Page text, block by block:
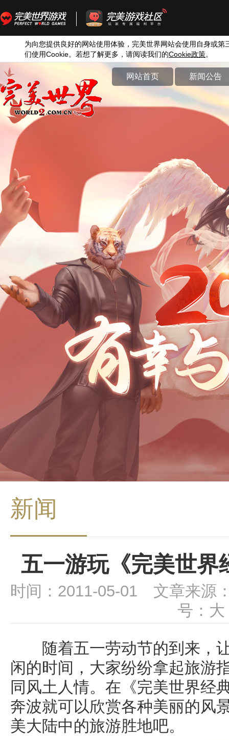
为向您提供良好的网站使用体验，完美世界网站会使用自身或第
们使用Cookie。若想了解更多，请阅读我们的Cookie政策。
网站首页 新闻公告
新闻
五一游玩《完美世界
时间：2011-05-01 文章来源
号： 大
随着五一劳动节的到来，让
闲的时间，大家纷纷拿起旅游
同风土人情。在《完美世界经
奔波就可以欣赏各种美丽的风
美大陆中的旅游胜地吧。